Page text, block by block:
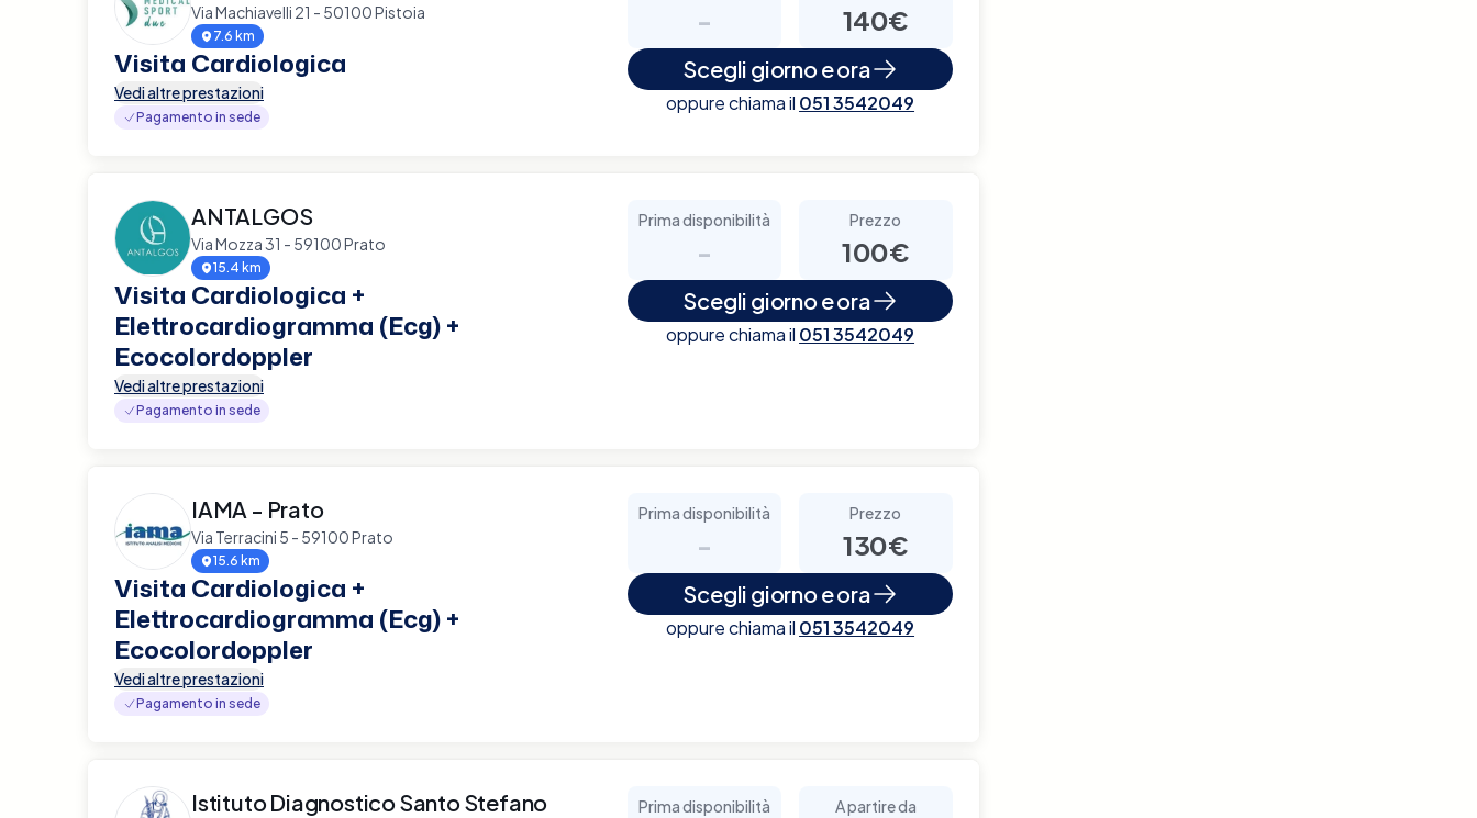
Via Machiavelli 21 - 50100 Pistoia
7.6 km
Visita Cardiologica
Vedi altre prestazioni
Pagamento in sede
- 140€
Scegli giorno e ora
oppure chiama il 051 3542049
ANTALGOS
Via Mozza 31 - 59100 Prato
15.4 km
Visita Cardiologica +
Elettrocardiogramma (Ecg) +
Ecocolordoppler
Vedi altre prestazioni
Pagamento in sede
Prima disponibilità
-
Prezzo
100€
Scegli giorno e ora
oppure chiama il 051 3542049
IAMA - Prato
Via Terracini 5 - 59100 Prato
15.6 km
Visita Cardiologica +
Elettrocardiogramma (Ecg) +
Ecocolordoppler
Vedi altre prestazioni
Pagamento in sede
Prima disponibilità
-
Prezzo
130€
Scegli giorno e ora
oppure chiama il 051 3542049
Istituto Diagnostico Santo Stefano Prima disponibilità A partire da